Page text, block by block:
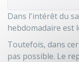
Dans l'intérêt du
hebdomadaire est
Toutefois, dans
pas possible. Le